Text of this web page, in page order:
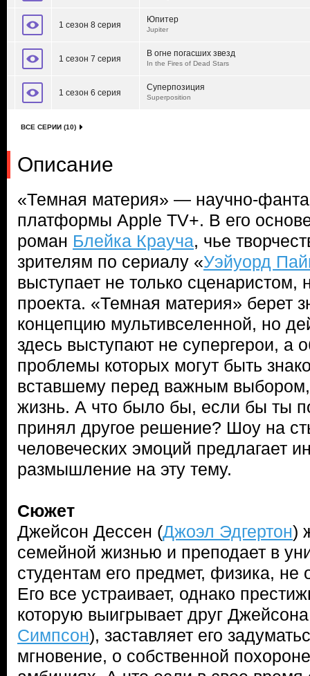
1 сезон 8 серия
Юпитер
Jupiter
1 сезон 7 серия
В огне погасших звезд
In the Fires of Dead Stars
1 сезон 6 серия
Суперпозиция
Superposition
ВСЕ СЕРИИ (10)
Описание
«Темная материя» — научно-
платформы Apple TV+. В его
роман Блейка Крауча, чье
зрителям по сериалу «Уэйуорд
выступает не только
проекта. «Темная материя» берет
концепцию мультивселенной, но
здесь выступают не супергерои, а
проблемы которых могут быть
вставшему перед важным
жизнь. А что было бы, если бы ты
принял другое решение? Шоу на
человеческих эмоций предлагает
размышление на эту тему.
Сюжет
Джейсон Дессен (Джоэл Эдгертон)
семейной жизнью и преподает в
студентам его предмет, физика, не
Его все устраивает, однако
которую выигрывает друг
Симпсон), заставляет его
мгновение, о собственной